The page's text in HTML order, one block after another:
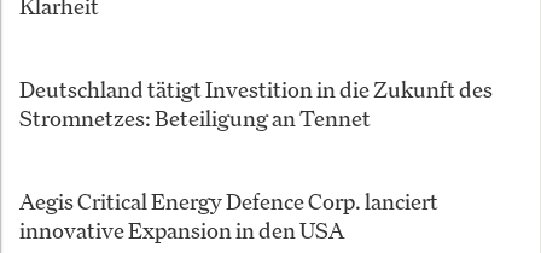
Klarheit
Deutschland tätigt Investition in die Zukunft des
Stromnetzes: Beteiligung an Tennet
Aegis Critical Energy Defence Corp. lanciert
innovative Expansion in den USA